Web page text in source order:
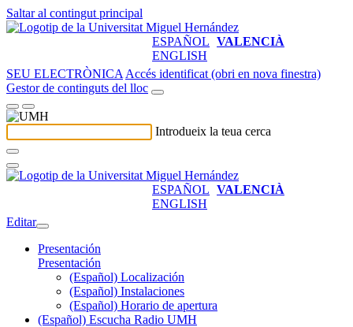
Saltar al contingut principal
ESPAÑOL VALENCIÀ
ENGLISH
SEU ELECTRÒNICA Accés identificat (obri en nova finestra)
Gestor de continguts del lloc
Introdueix la teua cerca
ESPAÑOL VALENCIÀ
ENGLISH
Editar
Presentación
Presentación
(Español) Localización
(Español) Instalaciones
(Español) Horario de apertura
(Español) Escucha Radio UMH